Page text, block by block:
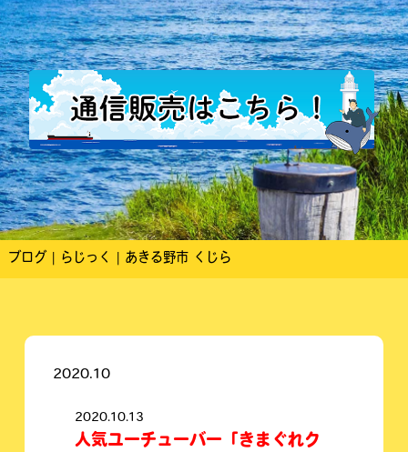
ブログ | らじっく | あきる野市 くじら
2020.10
2020.10.13
人気ユーチューバー「きまぐれク